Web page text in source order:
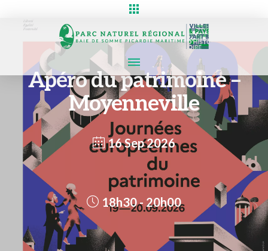
Apéro du patrimoine –
Moyenneville
16 Sep 2026
18h30 - 20h00